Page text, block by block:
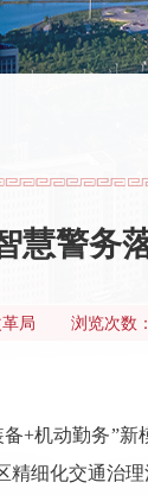
慧警务
局 浏览次数
+机动勤务
细化交通治理